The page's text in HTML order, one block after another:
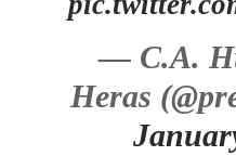
— C.A.
Heras